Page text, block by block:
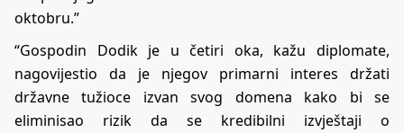
oktobru.”
“Gospodin Dodik je u četiri oka, kažu diplomate,
nagovijestio da je njegov primarni interes držati
državne tužioce izvan svog domena kako bi se
eliminisao rizik da se kredibilni izvještaji o